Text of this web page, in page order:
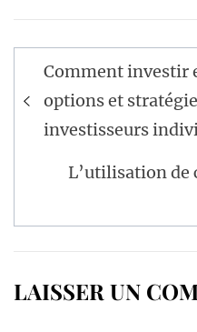
Navigation
de
l’article
Comment investir
options et
investisseurs
L’utilisation de
LAISSER UN